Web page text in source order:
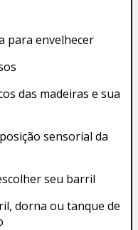
para envelhecer
das madeiras e sua
sensorial da
seu barril
dorna ou tanque de